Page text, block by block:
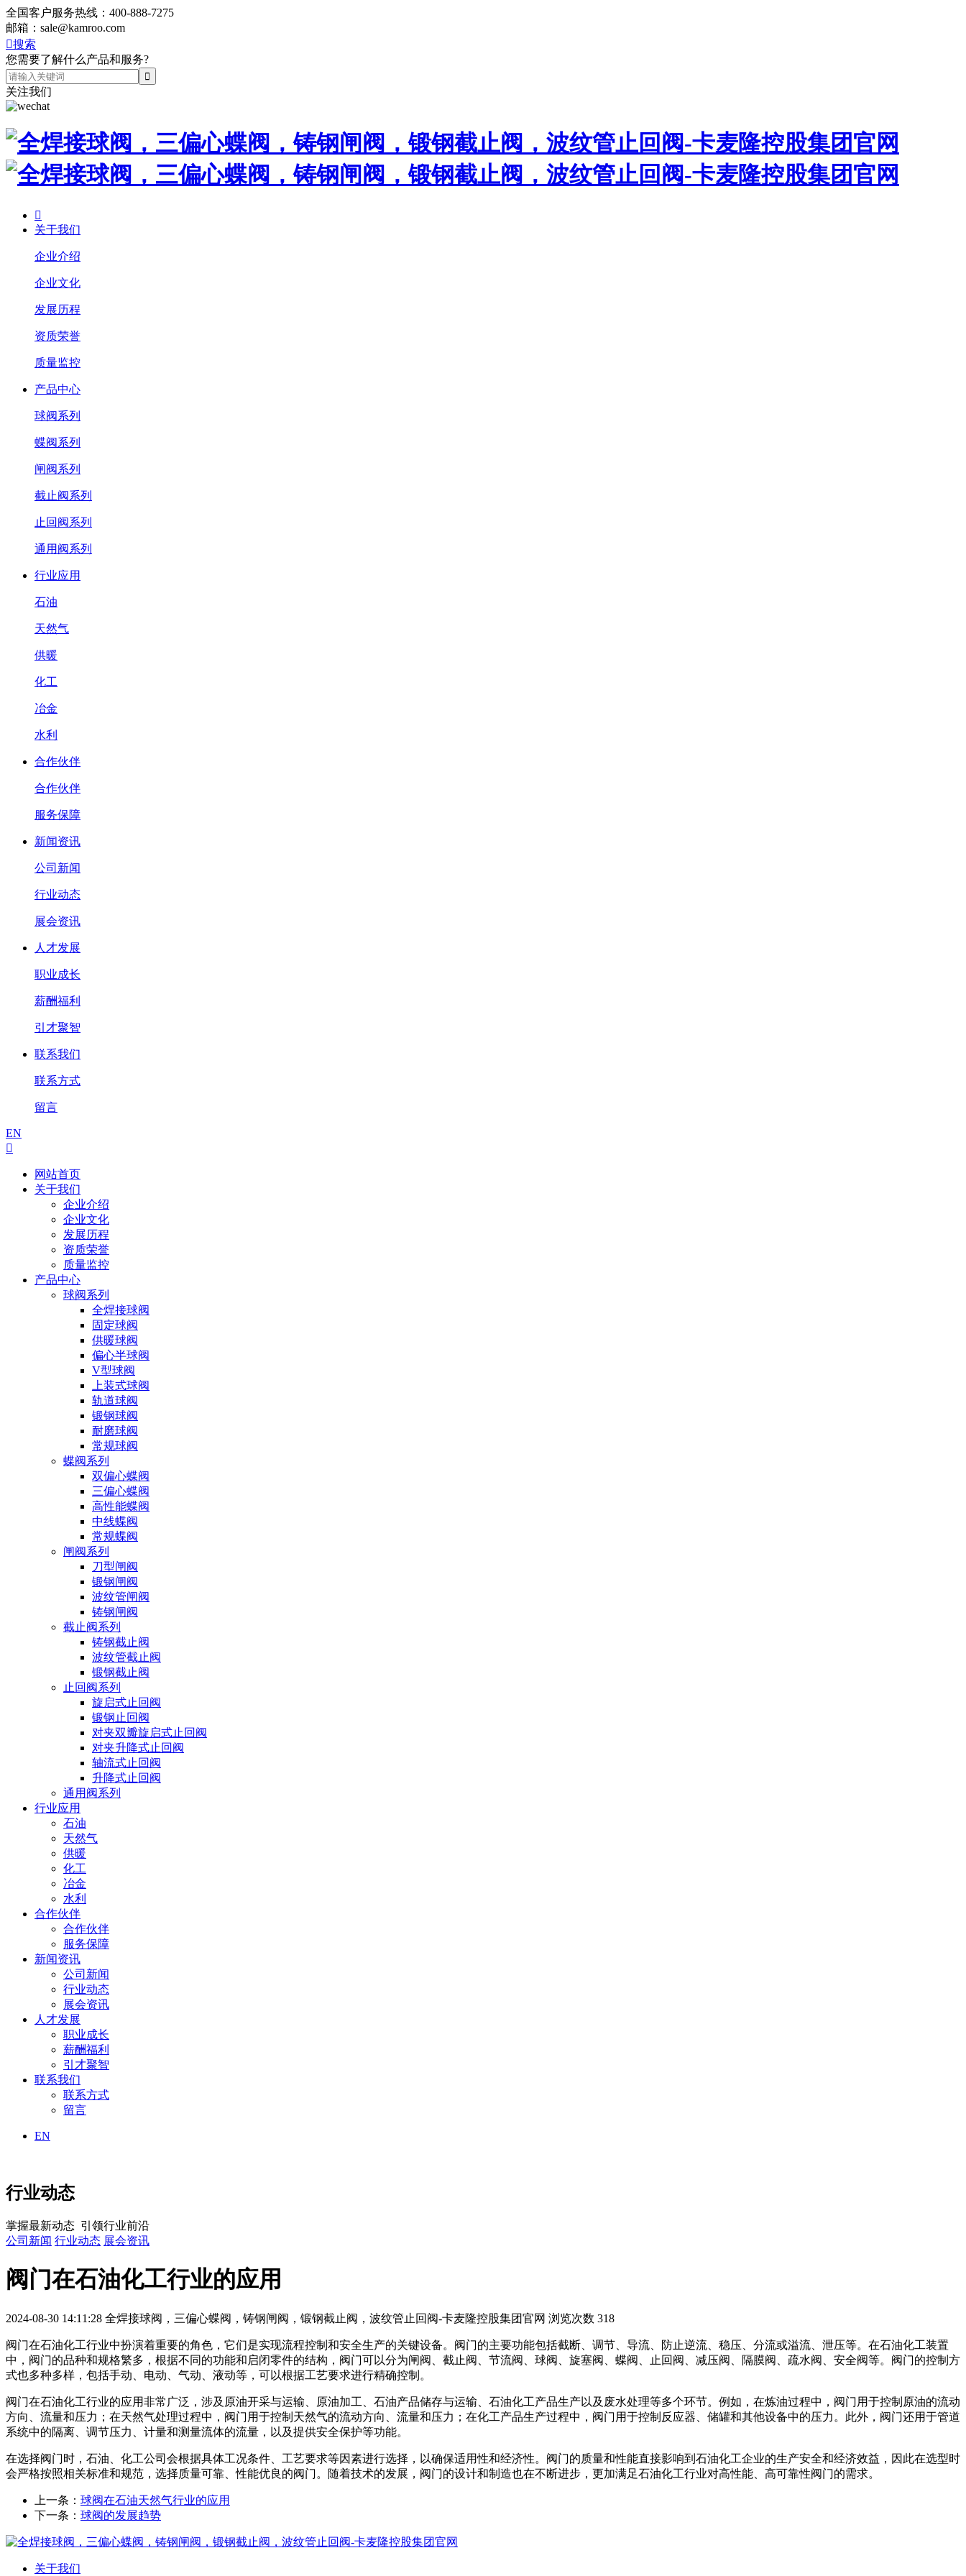
全国客户服务热线： 400-888-7275
邮箱： sale@kamroo.com
搜索
您需要了解什么产品和服务?
关注我们

关于我们
企业介绍
企业文化
发展历程
资质荣誉
质量监控
产品中心
球阀系列
蝶阀系列
闸阀系列
截止阀系列
止回阀系列
通用阀系列
行业应用
石油
天然气
供暖
化工
冶金
水利
合作伙伴
合作伙伴
服务保障
新闻资讯
公司新闻
行业动态
展会资讯
人才发展
职业成长
薪酬福利
引才聚智
联系我们
联系方式
留言
EN

网站首页
关于我们
企业介绍
企业文化
发展历程
资质荣誉
质量监控
产品中心
球阀系列
全焊接球阀
固定球阀
供暖球阀
偏心半球阀
V型球阀
上装式球阀
轨道球阀
锻钢球阀
耐磨球阀
常规球阀
蝶阀系列
双偏心蝶阀
三偏心蝶阀
高性能蝶阀
中线蝶阀
常规蝶阀
闸阀系列
刀型闸阀
锻钢闸阀
波纹管闸阀
铸钢闸阀
截止阀系列
铸钢截止阀
波纹管截止阀
锻钢截止阀
止回阀系列
旋启式止回阀
锻钢止回阀
对夹双瓣旋启式止回阀
对夹升降式止回阀
轴流式止回阀
升降式止回阀
通用阀系列
行业应用
石油
天然气
供暖
化工
冶金
水利
合作伙伴
合作伙伴
服务保障
新闻资讯
公司新闻
行业动态
展会资讯
人才发展
职业成长
薪酬福利
引才聚智
联系我们
联系方式
留言
EN
行业动态
掌握最新动态 引领行业前沿
公司新闻 行业动态 展会资讯
阀门在石油化工行业的应用
2024-08-30 14:11:28 全焊接球阀，三偏心蝶阀，铸钢闸阀，锻钢截止阀，波纹管止回阀-卡麦隆控股集团官网 浏览次数 318
阀门在石油化工行业中扮演着重要的角色，它们是实现流程控制和安全生产的关键设备。阀门的主要功能包括截断、调节、导流、防止逆流、稳压、分流或溢流、泄压等。在石油化工装置
中，阀门的品种和规格繁多，根据不同的功能和启闭零件的结构，阀门可以分为闸阀、截止阀、节流阀、球阀、旋塞阀、蝶阀、止回阀、减压阀、隔膜阀、疏水阀、安全阀等。阀门的控制方
式也多种多样，包括手动、电动、气动、液动等，可以根据工艺要求进行精确控制。
阀门在石油化工行业的应用非常广泛，涉及原油开采与运输、原油加工、石油产品储存与运输、石油化工产品生产以及废水处理等多个环节。例如，在炼油过程中，阀门用于控制原油的流动
方向、流量和压力；在天然气处理过程中，阀门用于控制天然气的流动方向、流量和压力；在化工产品生产过程中，阀门用于控制反应器、储罐和其他设备中的压力。此外，阀门还用于管道
系统中的隔离、调节压力、计量和测量流体的流量，以及提供安全保护等功能。
在选择阀门时，石油、化工公司会根据具体工况条件、工艺要求等因素进行选择，以确保适用性和经济性。阀门的质量和性能直接影响到石油化工企业的生产安全和经济效益，因此在选型时
会严格按照相关标准和规范，选择质量可靠、性能优良的阀门。随着技术的发展，阀门的设计和制造也在不断进步，更加满足石油化工行业对高性能、高可靠性阀门的需求。
上一条： 球阀在石油天然气行业的应用
下一条： 球阀的发展趋势
关于我们